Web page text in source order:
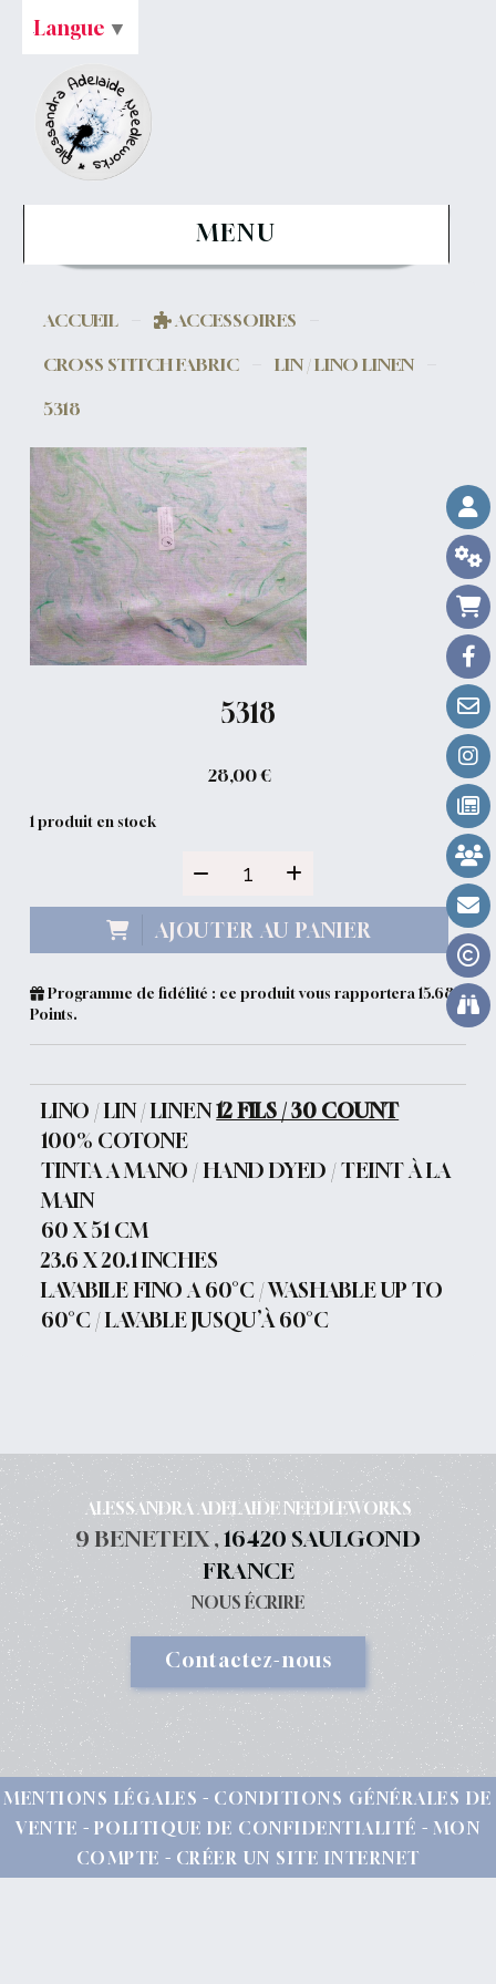
MENU
ACCUEIL
ACCESSOIRES
CROSS STITCH FABRIC
LIN / LINO LINEN
5318
5318
28,00€
1 produit en stock
AJOUTER AU PANIER
Programme de fidélité : ce produit vous rapportera15.68
Points.
LINO / LIN / LINEN12 FILS / 30 COUNT
100% COTONE
TINTA A MANO / HAND DYED / TEINT À LA
MAIN
60 X 51 CM
23.6 X 20.1 INCHES
LAVABILE FINO A 60°C / WASHABLE UP TO
60°C / LAVABLE JUSQU’À 60°C
ALESSANDRA ADELAIDE NEEDLEWORKS
9 BENETEIX ,16420 SAULGOND
FRANCE
NOUS ÉCRIRE
Contactez-nous
MENTIONS LÉGALES
CONDITIONS GÉNÉRALES DE
VENTE
POLITIQUE DE CONFIDENTIALITÉ
MON
COMPTE
CRÉER UN SITE INTERNET
Langue ▼